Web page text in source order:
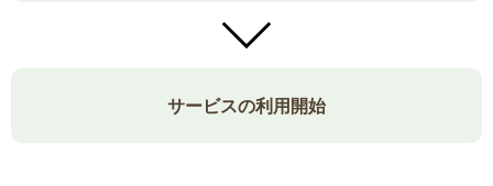
サービスの利用開始